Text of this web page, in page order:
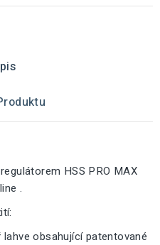
HSS PRO MAX
.
obsahující patentované